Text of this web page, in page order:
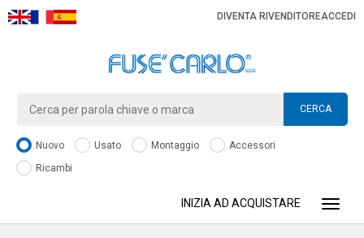
DIVENTA RIVENDITOREACCEDI
CERCA
Nuovo Usato Montaggio
Accessori
Ricambi
INIZIA AD ACQUISTARE